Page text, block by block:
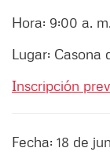
Hora: 9:00 a. m.
Lugar: Casona
Inscripción
Fecha: 18 de